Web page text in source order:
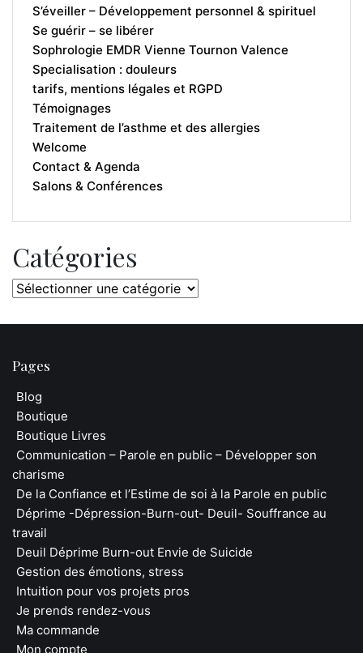
S’éveiller – Développement personnel & spirituel
Se guérir – se libérer
Sophrologie EMDR Vienne Tournon Valence
Specialisation : douleurs
tarifs, mentions légales et RGPD
Témoignages
Traitement de l’asthme et des allergies
Welcome
Contact & Agenda
Salons & Conférences
Catégories
Catégories
Pages
Blog
Boutique
Boutique Livres
Communication – Parole en public – Développer son
charisme
De la Confiance et l’Estime de soi à la Parole en public
Déprime -Dépression-Burn-out- Deuil- Souffrance au
travail
Deuil Déprime Burn-out Envie de Suicide
Gestion des émotions, stress
Intuition pour vos projets pros
Je prends rendez-vous
Ma commande
Mon compte